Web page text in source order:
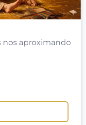
nos aproximando